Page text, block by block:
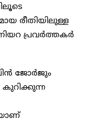
രീതിയിലുള്ള
പ്രവര്‍ത്തകര്‍
ജോര്‍ജും
കുറിക്കുന്ന